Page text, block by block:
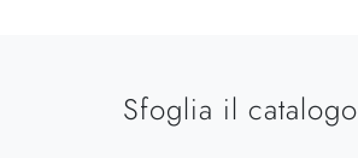
Sfoglia il catalogo